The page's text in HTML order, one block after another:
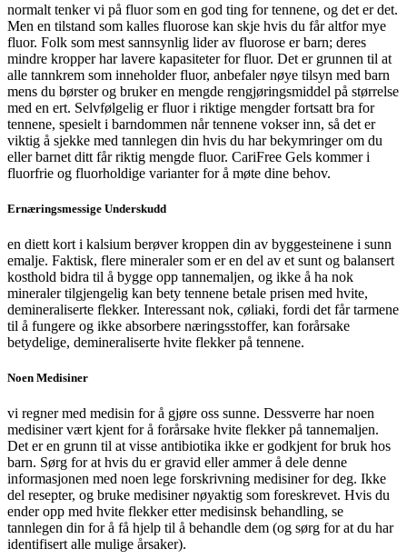
normalt tenker vi på fluor som en god ting for tennene, og det er det.
Men en tilstand som kalles fluorose kan skje hvis du får altfor mye
fluor. Folk som mest sannsynlig lider av fluorose er barn; deres
mindre kropper har lavere kapasiteter for fluor. Det er grunnen til at
alle tannkrem som inneholder fluor, anbefaler nøye tilsyn med barn
mens du børster og bruker en mengde rengjøringsmiddel på størrelse
med en ert. Selvfølgelig er fluor i riktige mengder fortsatt bra for
tennene, spesielt i barndommen når tennene vokser inn, så det er
viktig å sjekke med tannlegen din hvis du har bekymringer om du
eller barnet ditt får riktig mengde fluor. CariFree Gels kommer i
fluorfrie og fluorholdige varianter for å møte dine behov.
Ernæringsmessige Underskudd
en diett kort i kalsium berøver kroppen din av byggesteinene i sunn
emalje. Faktisk, flere mineraler som er en del av et sunt og balansert
kosthold bidra til å bygge opp tannemaljen, og ikke å ha nok
mineraler tilgjengelig kan bety tennene betale prisen med hvite,
demineraliserte flekker. Interessant nok, cøliaki, fordi det får tarmene
til å fungere og ikke absorbere næringsstoffer, kan forårsake
betydelige, demineraliserte hvite flekker på tennene.
Noen Medisiner
vi regner med medisin for å gjøre oss sunne. Dessverre har noen
medisiner vært kjent for å forårsake hvite flekker på tannemaljen.
Det er en grunn til at visse antibiotika ikke er godkjent for bruk hos
barn. Sørg for at hvis du er gravid eller ammer å dele denne
informasjonen med noen lege forskrivning medisiner for deg. Ikke
del resepter, og bruke medisiner nøyaktig som foreskrevet. Hvis du
ender opp med hvite flekker etter medisinsk behandling, se
tannlegen din for å få hjelp til å behandle dem (og sørg for at du har
identifisert alle mulige årsaker).